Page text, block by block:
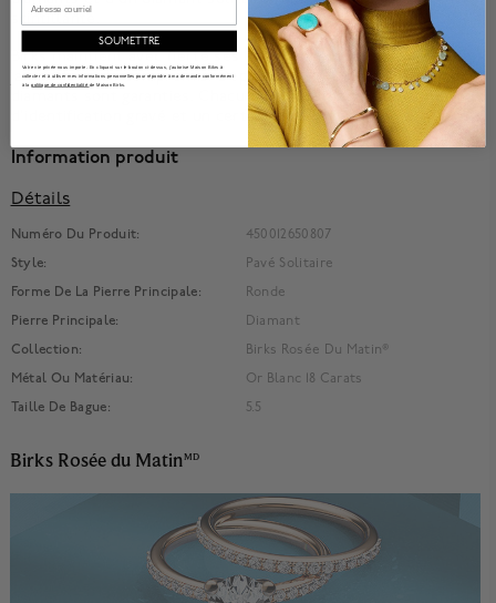
scintillante.
Birks maintient avec fierté ses critères de qualité, sans
jamais faire de compromis. Depuis 2019, l'authenticité de nos
diamants sont garanties. Chacun d'eux comporte un numéro
d'identification gravé et un certificat d'authenticité.
Information produit
Détails
Numéro Du Produit:
450012650807
Style:
Pavé Solitaire
Forme De La Pierre Principale:
Ronde
Pierre Principale:
Diamant
Collection:
Birks Rosée Du Matin®
Métal Ou Matériau:
Or Blanc 18 Carats
Taille De Bague:
5.5
Birks Rosée du MatinMD
SOUMETTRE
Votre vie privée nous importe. En cliquant sur le bouton ci-dessus, j'autorise Maison Bikrs à
collecter et à utiliser mes informations personnelles pour répondre à ma demande conformément
à lapolitique de confidentialité de Maison Birks.